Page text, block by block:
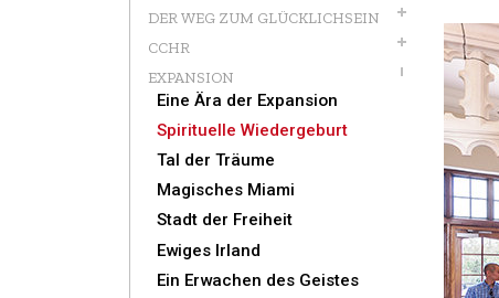
DER WEG ZUM GLÜCKLICHSEIN
CCHR
EXPANSION
Eine Ära der Expansion
Spirituelle Wiedergeburt
Tal der Träume
Magisches Miami
Stadt der Freiheit
Ewiges Irland
Ein Erwachen des Geistes